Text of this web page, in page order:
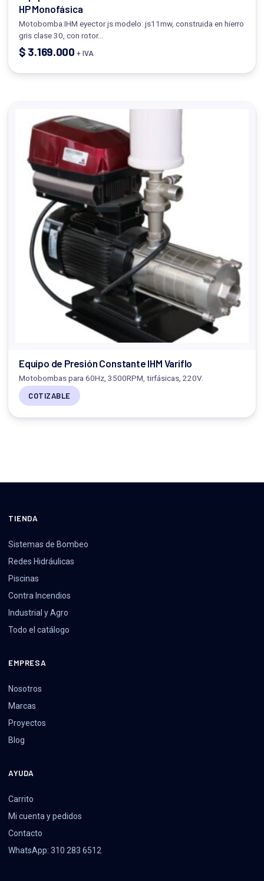
HP Monofásica
Motobomba IHM eyector js modelo: js11mw, construida en hierro
gris clase 30, con rotor…
$ 3.169.000 + IVA
Equipo de Presión Constante IHM Variflo
Motobombas para 60Hz, 3500RPM, tirfásicas, 220V.
COTIZABLE
TIENDA
Sistemas de Bombeo
Redes Hidráulicas
Piscinas
Contra Incendios
Industrial y Agro
Todo el catálogo
EMPRESA
Nosotros
Marcas
Proyectos
Blog
AYUDA
Carrito
Mi cuenta y pedidos
Contacto
WhatsApp: 310 283 6512